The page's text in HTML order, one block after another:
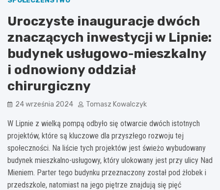
Uroczyste inauguracje dwóch
znaczących inwestycji w Lipnie:
budynek usługowo-mieszkalny
i odnowiony oddział
chirurgiczny
24 września 2024 Tomasz Kowalczyk
W Lipnie z wielką pompą odbyło się otwarcie dwóch istotnych
projektów, które są kluczowe dla przyszłego rozwoju tej
społeczności. Na liście tych projektów jest świeżo wybudowany
budynek mieszkalno-usługowy, który ulokowany jest przy ulicy Nad
Mieniem. Parter tego budynku przeznaczony został pod żłobek i
przedszkole, natomiast na jego piętrze znajdują się pięć